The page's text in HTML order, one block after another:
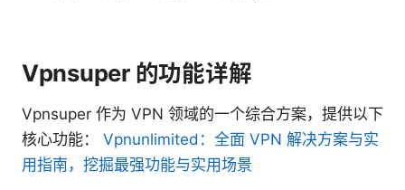
Vpnsuper 的功能详解
Vpnsuper 作为 VPN 领域的一个综合方案，提供以下
核心功能： Vpnunlimited：全面 VPN 解决方案与实
用指南，挖掘最强功能与实用场景